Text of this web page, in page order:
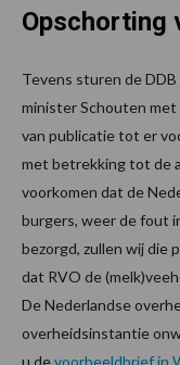
Opschorting
Tevens sturen de DDB
minister Schouten
van publicatie tot er
met betrekking tot de
voorkomen dat de
burgers, weer de fout
bezorgd, zullen wij die
dat RVO de
De Nederlandse
overheidsinstantie
u devoorbeeldbrief in